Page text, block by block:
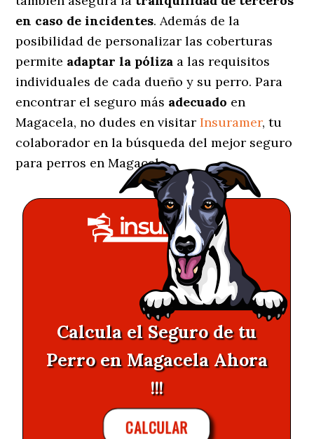
en caso de incidentes. Además de la
posibilidad de personalizar las coberturas
permite adaptar la póliza a las requisitos
individuales de cada dueño y su perro. Para
encontrar el seguro más adecuado en
Magacela, no dudes en visitarInsuramer, tu
colaborador en la búsqueda del mejor seguro
para perros en Magacela.
Calcula el Seguro de tu
Perro en Magacela Ahora
!!!
CALCULAR